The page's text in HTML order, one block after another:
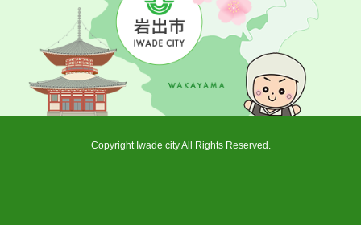
Copyright Iwade city All Rights Reserved.